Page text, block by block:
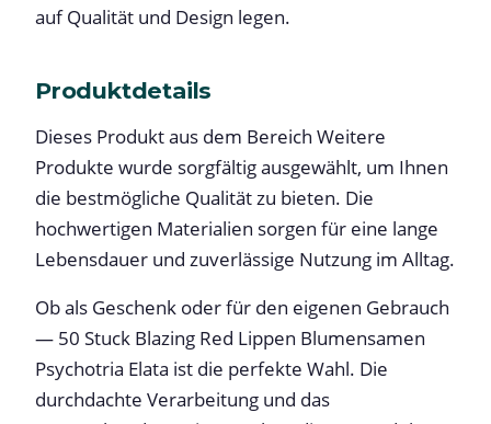
auf Qualität und Design legen.
Produktdetails
Dieses Produkt aus dem Bereich Weitere
Produkte wurde sorgfältig ausgewählt, um Ihnen
die bestmögliche Qualität zu bieten. Die
hochwertigen Materialien sorgen für eine lange
Lebensdauer und zuverlässige Nutzung im Alltag.
Ob als Geschenk oder für den eigenen Gebrauch
— 50 Stuck Blazing Red Lippen Blumensamen
Psychotria Elata ist die perfekte Wahl. Die
durchdachte Verarbeitung und das